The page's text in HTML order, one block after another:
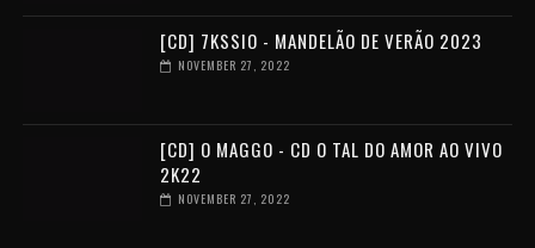
[CD] 7KSSIO - MANDELÃO DE VERÃO 2023
NOVEMBER 27, 2022
[CD] O MAGGO - CD O TAL DO AMOR AO VIVO
2K22
NOVEMBER 27, 2022